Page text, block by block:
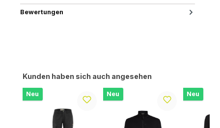
Bewertungen
Produktgalerie überspringen
Kunden haben sich auch angesehen
Neu Neu Neu